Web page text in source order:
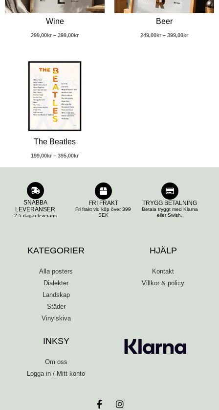
Wine
299,00kr – 399,00kr
Beer
249,00kr – 399,00kr
The Beatles
199,00kr – 395,00kr
Prisintervall:
SNABBA
LEVERANSER
2-5 dagar leverans
FRI FRAKT
Fri frakt vid köp över 399
SEK
TRYGG BETALNING
Betala tryggt med Klarna
eller Swish.
KATEGORIER
Alla posters
Dialekter
Landskap
Städer
Vinylskiva
HJÄLP
Kontakt
Villkor & policy
INKSY
Om oss
Logga in / Mitt konto
c
s